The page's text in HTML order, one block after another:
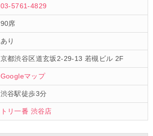
03-5761-4829
90席
あり
京都渋谷区道玄坂2-29-13 若槻ビル 2F
Googleマップ
渋谷駅徒歩3分
トリ一番 渋谷店